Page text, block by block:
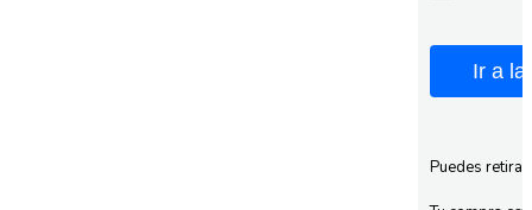
Ir a la
Puedes